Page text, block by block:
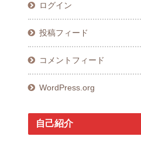
ログイン
投稿フィード
コメントフィード
WordPress.org
自己紹介